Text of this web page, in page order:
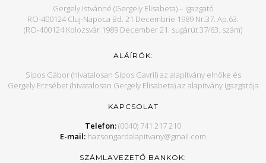
Gergely Istvánné (Gergely Elisabeta) – igazgató
RO-400124 Cluj-Napoca Bd. 21 Decembrie 1989 Nr.37. Ap.63.
(RO-400124 Kolozsvár 1989 December 21. sugárút 37/63. szám)
ALÁÍRÓK:
Sipos Gábor (hivatalosan Sipos Gavril) az alapítvány elnöke és
Gergely Erzsébet (hivatalosan Gergely Elisabeta) az alapítvány igazgatója
KAPCSOLAT
Telefon:(0040) 741 217 210
E-mail: hazsongardalapitvany@gmail.com
SZÁMLAVEZETŐ BANKOK: